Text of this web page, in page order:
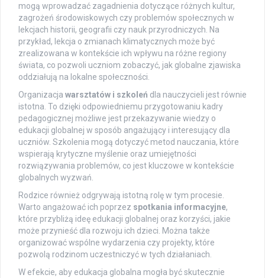
mogą wprowadzać zagadnienia dotyczące różnych kultur,
zagrożeń środowiskowych czy problemów społecznych w
lekcjach historii, geografii czy nauk przyrodniczych. Na
przykład, lekcja o zmianach klimatycznych może być
zrealizowana w kontekście ich wpływu na różne regiony
świata, co pozwoli uczniom zobaczyć, jak globalne zjawiska
oddziałują na lokalne społeczności.
Organizacja warsztatów i szkoleń dla nauczycieli jest równie
istotna. To dzięki odpowiedniemu przygotowaniu kadry
pedagogicznej możliwe jest przekazywanie wiedzy o
edukacji globalnej w sposób angażujący i interesujący dla
uczniów. Szkolenia mogą dotyczyć metod nauczania, które
wspierają krytyczne myślenie oraz umiejętności
rozwiązywania problemów, co jest kluczowe w kontekście
globalnych wyzwań.
Rodzice również odgrywają istotną rolę w tym procesie.
Warto angażować ich poprzez spotkania informacyjne,
które przybliżą ideę edukacji globalnej oraz korzyści, jakie
może przynieść dla rozwoju ich dzieci. Można także
organizować wspólne wydarzenia czy projekty, które
pozwolą rodzinom uczestniczyć w tych działaniach.
W efekcie, aby edukacja globalna mogła być skutecznie